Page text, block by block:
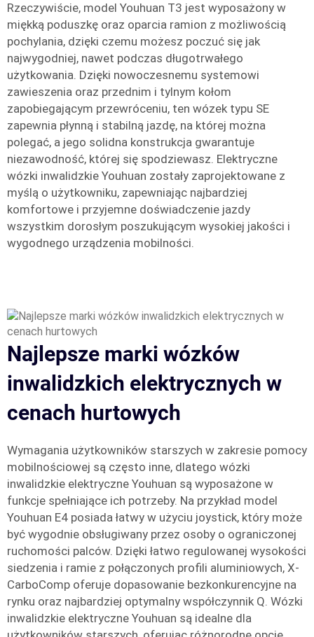
Rzeczywiście, model Youhuan T3 jest wyposażony w
miękką poduszkę oraz oparcia ramion z możliwością
pochylania, dzięki czemu możesz poczuć się jak
najwygodniej, nawet podczas długotrwałego
użytkowania. Dzięki nowoczesnemu systemowi
zawieszenia oraz przednim i tylnym kołom
zapobiegającym przewróceniu, ten wózek typu SE
zapewnia płynną i stabilną jazdę, na której można
polegać, a jego solidna konstrukcja gwarantuje
niezawodność, której się spodziewasz. Elektryczne
wózki inwalidzkie Youhuan zostały zaprojektowane z
myślą o użytkowniku, zapewniając najbardziej
komfortowe i przyjemne doświadczenie jazdy
wszystkim dorosłym poszukującym wysokiej jakości i
wygodnego urządzenia mobilności.
Najlepsze marki wózków
inwalidzkich elektrycznych w
cenach hurtowych
Wymagania użytkowników starszych w zakresie pomocy
mobilnościowej są często inne, dlatego wózki
inwalidzkie elektryczne Youhuan są wyposażone w
funkcje spełniające ich potrzeby. Na przykład model
Youhuan E4 posiada łatwy w użyciu joystick, który może
być wygodnie obsługiwany przez osoby o ograniczonej
ruchomości palców. Dzięki łatwo regulowanej wysokości
siedzenia i ramie z połączonych profili aluminiowych, X-
CarboComp oferuje dopasowanie bezkonkurencyjne na
rynku oraz najbardziej optymalny współczynnik Q. Wózki
inwalidzkie elektryczne Youhuan są idealne dla